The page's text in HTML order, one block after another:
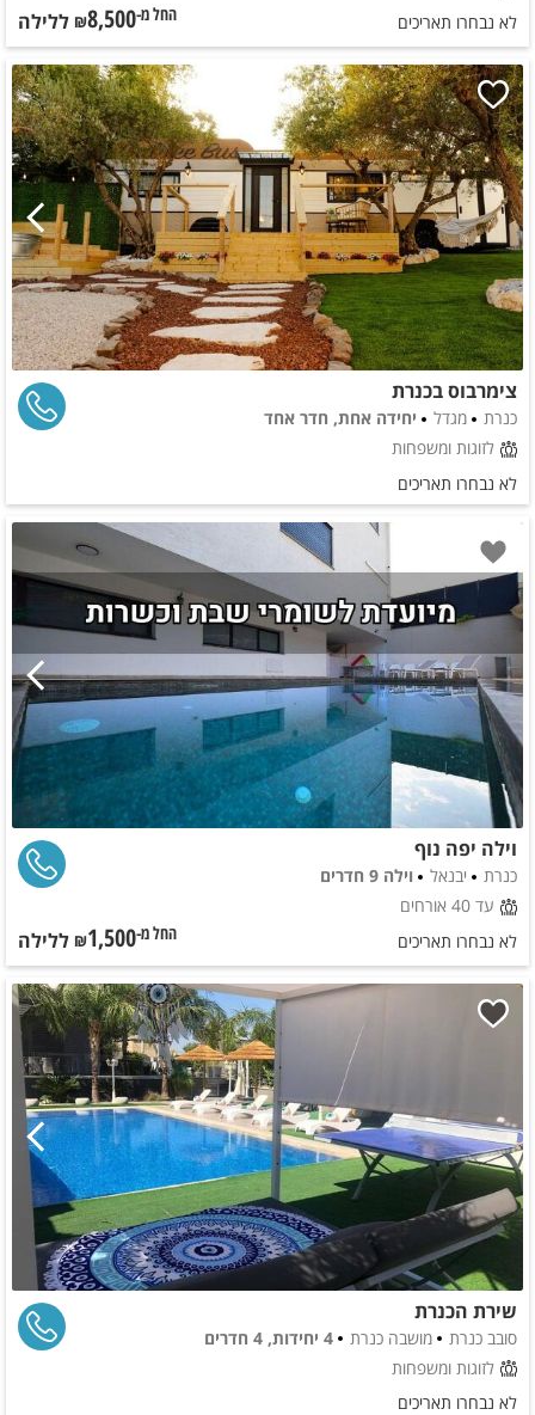
לא נבחרו תאריכים החל מ-₪8,500 ללילה
צימרבוס בכנרת
כנרת מגדל
יחידה אחת, חדר אחד
לזוגות ומשפחות
לא נבחרו תאריכים
וילה יפה נוף
כנרת יבנאל
וילה 9 חדרים
עד 40 אורחים
לא נבחרו תאריכים
החל מ-₪1,500 ללילה
שירת הכנרת
סובב כנרת מושבה כנרת
4 יחידות, 4 חדרים
לזוגות ומשפחות
לא נבחרו תאריכים